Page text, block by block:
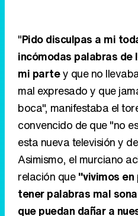
"Pido disculpas a mi
incómodas palabras
mi partey que no
mal expresado y que
boca", manifestaba el
convencido de que "no
esta nueva televisión y
Asimismo, el murciano
relación que"vivimos
tener palabras mal
que puedan dañar a